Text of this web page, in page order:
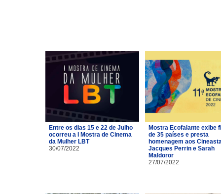
Entre os dias 15 e 22 de Julho
ocorreu a I Mostra de Cinema
da Mulher LBT
30/07/2022
Mostra Ecofalante exibe
de 35 países e presta
homenagem aos
Jacques Perrin e Sarah
Maldoror
27/07/2022